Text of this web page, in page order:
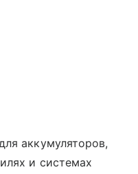
аккумуляторов,
и системах